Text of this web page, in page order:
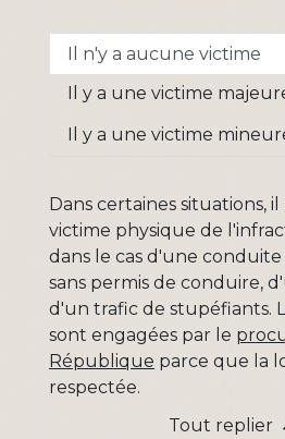
Il n'y a aucune victime
Il y a une victime
Il y a une victime
Dans certaines situations, il
victime physique de
dans le cas d'une
sans permis de conduire,
d'un trafic de stupéfiants.
sont engagées par le
République parce que la
respectée.
Tout replier